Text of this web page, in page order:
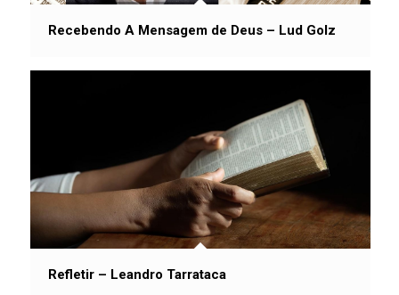
Recebendo A Mensagem de Deus – Lud Golz
Refletir – Leandro Tarrataca